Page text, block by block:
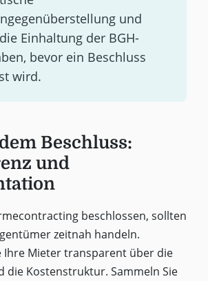
und
Einhaltung der BGH-
bevor ein Beschluss
wird.
Beschluss:
und
beschlossen, sollten
zeitnah handeln.
Ihre Mieter transparent über die
die Kostenstruktur. Sammeln Sie